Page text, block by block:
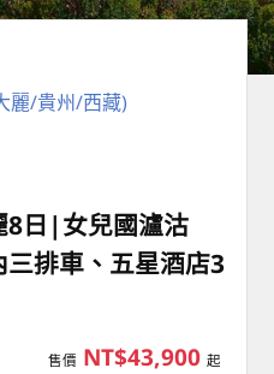
麗/貴州/西藏)
8日|女兒國瀘沽
排車、五星酒店3
售價 NT$43,900 起